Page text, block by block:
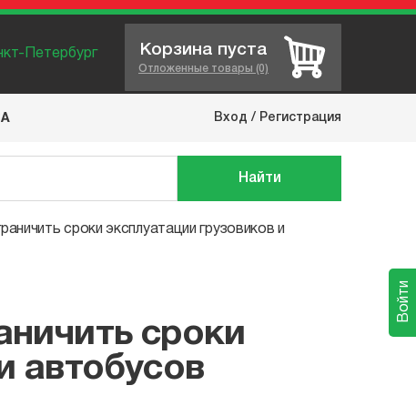
Петербург Корзина пуста
Отложенные товары (0)
Вход / Регистрация
Найти
сроки эксплуатации грузовиков и
сроки
автобусов
Войти